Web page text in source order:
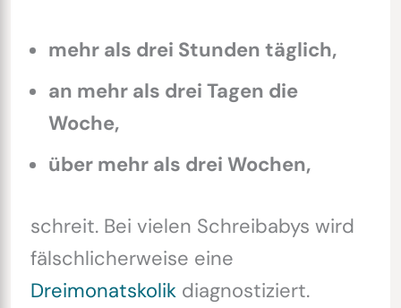
mehr als drei Stunden täglich,
an mehr als drei Tagen die
Woche,
über mehr als drei Wochen,
schreit. Bei vielen Schreibabys wird
fälschlicherweise eine
Dreimonatskolikdiagnostiziert.